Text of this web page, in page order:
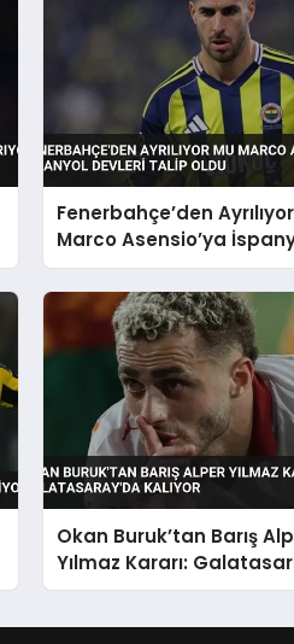
Fenerbahçe’den
Marco Asensio’ya
Devleri Talip Oldu
Okan Buruk’tan Barış
Yılmaz Kararı:
Kalıyor